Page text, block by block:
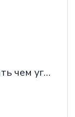
Ничто, которое может стать чем угодно